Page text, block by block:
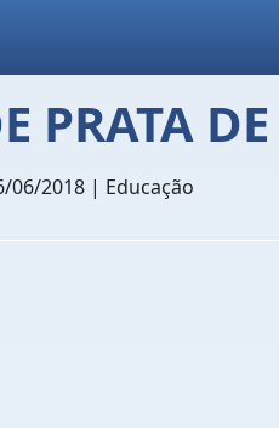
PRATA
2018 | Educação